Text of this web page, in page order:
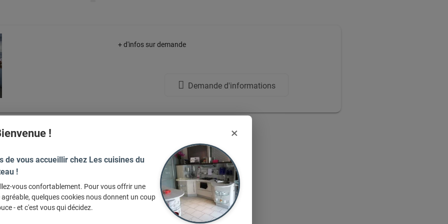
+ d'infos sur demande
Demande d'informations
ces articles, et vous ?
! ×
de vous accueillir chez Les cuisines du
!
vous confortablement. Pour vous offrir une
agréable, quelques cookies nous donnent un coup
- et c'est vous qui décidez.